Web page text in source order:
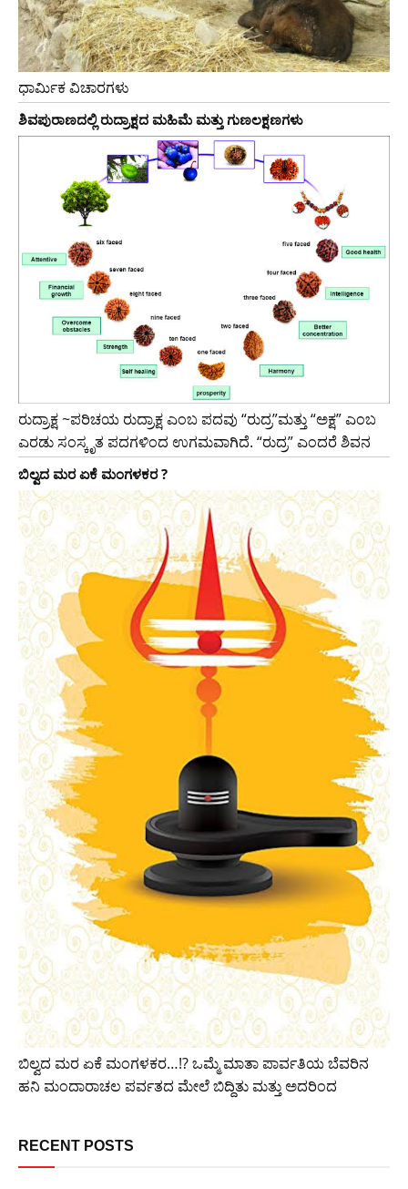
ಧಾರ್ಮಿಕ ವಿಚಾರಗಳು
ಶಿವಪುರಾಣದಲ್ಲಿ ರುದ್ರಾಕ್ಷದ ಮಹಿಮೆ ಮತ್ತು ಗುಣಲಕ್ಷಣಗಳು
ರುದ್ರಾಕ್ಷ ~ಪರಿಚಯ ರುದ್ರಾಕ್ಷ ಎಂಬ ಪದವು “ರುದ್ರ”ಮತ್ತು “ಅಕ್ಷ” ಎಂಬ
ಎರಡು ಸಂಸ್ಕೃತ ಪದಗಳಿಂದ ಉಗಮವಾಗಿದೆ. “ರುದ್ರ” ಎಂದರೆ ಶಿವನ
ಬಿಲ್ವದ ಮರ ಏಕೆ ಮಂಗಳಕರ ?
ಬಿಲ್ವದ ಮರ ಏಕೆ ಮಂಗಳಕರ…!? ಒಮ್ಮೆ ಮಾತಾ ಪಾರ್ವತಿಯ ಬೆವರಿನ
ಹನಿ ಮಂದಾರಾಚಲ ಪರ್ವತದ ಮೇಲೆ ಬಿದ್ದಿತು ಮತ್ತು ಅದರಿಂದ
RECENT POSTS